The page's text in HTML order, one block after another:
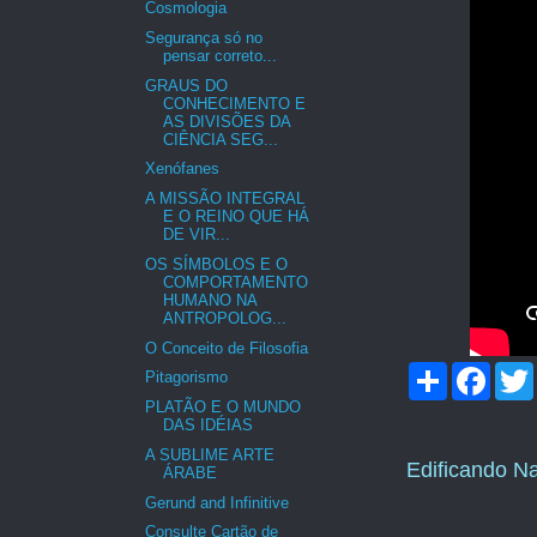
C
r
F
o
Edificando
Cosmologia
Segurança só no
pensar correto...
GRAUS DO
CONHECIMENTO E
AS DIVISÕES DA
CIÊNCIA SEG...
Xenófanes
A MISSÃO INTEGRAL
E O REINO QUE HÁ
DE VIR...
OS SÍMBOLOS E O
COMPORTAMENTO
HUMANO NA
ANTROPOLOG...
O Conceito de Filosofia
Pitagorismo
PLATÃO E O MUNDO
DAS IDÉIAS
A SUBLIME ARTE
ÁRABE
Gerund and Infinitive
Consulte Cartão de